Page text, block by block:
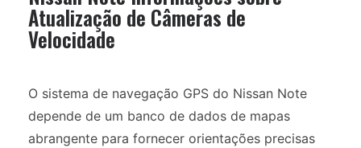
Atualização de Câmeras de
Velocidade
O sistema de navegação GPS do Nissan Note
depende de um banco de dados de mapas
abrangente para fornecer orientações precisas